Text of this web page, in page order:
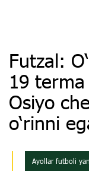
Futzal:
19
Osiyo
o‘rinni
Ayollar futboli